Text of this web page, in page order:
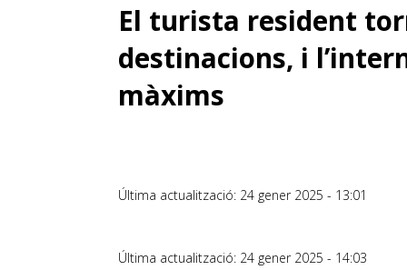
El turista resident
destinacions, i
màxims
Última actualització: 24 gener 2025 - 13:01
Última actualització: 24 gener 2025 - 14:03